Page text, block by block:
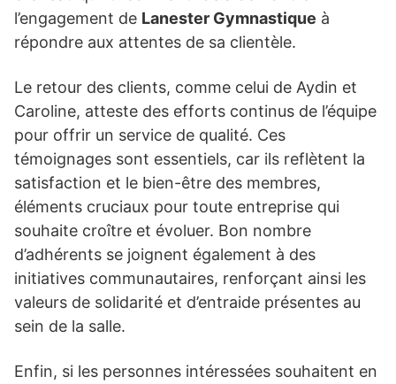
l’engagement de Lanester Gymnastique à
répondre aux attentes de sa clientèle.
Le retour des clients, comme celui de Aydin et
Caroline, atteste des efforts continus de l’équipe
pour offrir un service de qualité. Ces
témoignages sont essentiels, car ils reflètent la
satisfaction et le bien-être des membres,
éléments cruciaux pour toute entreprise qui
souhaite croître et évoluer. Bon nombre
d’adhérents se joignent également à des
initiatives communautaires, renforçant ainsi les
valeurs de solidarité et d’entraide présentes au
sein de la salle.
Enfin, si les personnes intéressées souhaitent en